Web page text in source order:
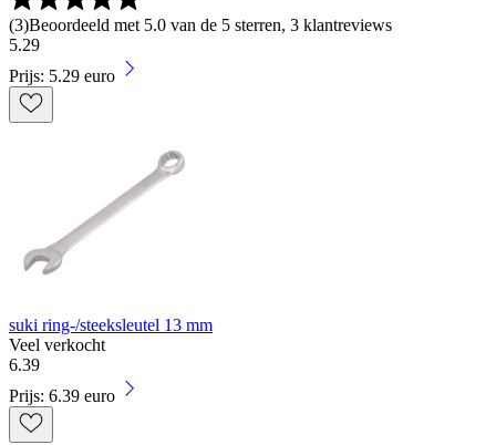
(3)Beoordeeld met 5.0 van de 5 sterren, 3 klantreviews
5.29
Prijs: 5.29 euro
suki ring-/steeksleutel 13 mm
Veel verkocht
6.39
Prijs: 6.39 euro